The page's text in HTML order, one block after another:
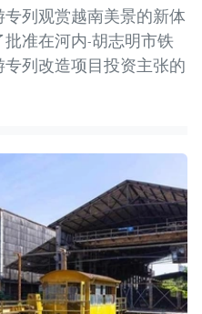
列观赏越南美景的新体
准在河内-胡志明市铁
列改造项目投资主张的